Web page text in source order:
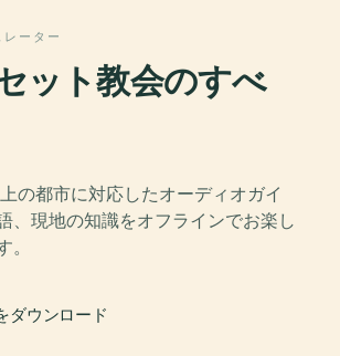
ーター
ット教会のすべ
の都市に対応したオーディオガイ
、現地の知識をオフラインでお楽し
ダウンロード